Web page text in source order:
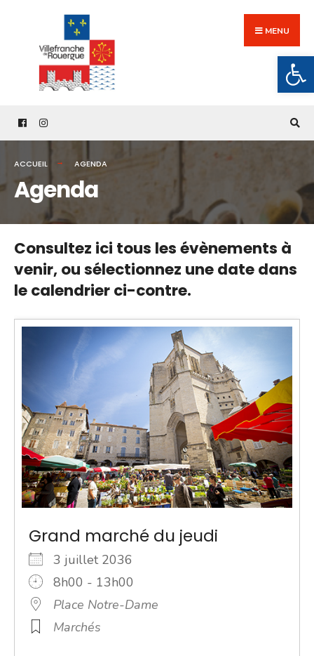
content
MENU
ACCUEIL AGENDA
Agenda
Consultez ici tous les évènements à
venir,ou sélectionnez une date dans
le calendrier ci-contre.
Grand marché du jeudi
3 juillet 2036
8h00 - 13h00
Place Notre-Dame
Marchés